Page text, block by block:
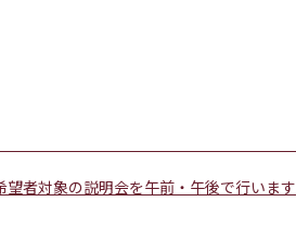
望者対象の説明会を午前・午後で行います